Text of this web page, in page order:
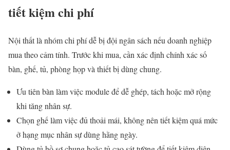
tiết kiệm chi phí
Nội thất là nhóm chi phí dễ bị đội ngân sách nếu doanh nghiệp
mua theo cảm tính. Trước khi mua, cần xác định chính xác số
bàn, ghế, tủ, phòng họp và thiết bị dùng chung.
Ưu tiên bàn làm việc module để dễ ghép, tách hoặc mở rộng
khi tăng nhân sự.
Chọn ghế làm việc đủ thoải mái, không nên tiết kiệm quá mức
ở hạng mục nhân sự dùng hằng ngày.